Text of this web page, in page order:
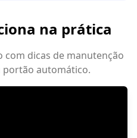
na prática
com dicas de manutenção
portão automático.